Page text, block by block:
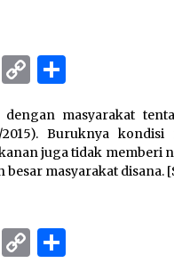
X Copy
dengan masyarakat
Buruknya
juga tidak memberi
masyarakat disana.
X Copy